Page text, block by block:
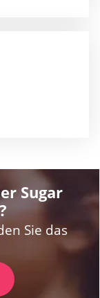
Sugar
Sie das